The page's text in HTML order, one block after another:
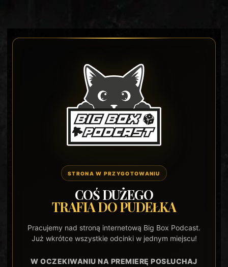
STRONA W PRZYGOTOWANIU
COŚ DUŻEGO
TRAFIA DO PUDEŁKA
Pracujemy nad stroną internetową Big Box Podcast.
Już wkrótce wszystkie odcinki w jednym miejscu!
W OCZEKIWANIU NA PREMIERĘ POSŁUCHAJ